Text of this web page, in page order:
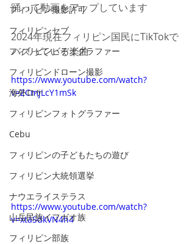
フィリピン撮影許可
フィリピンセブ
フィリピンビデオグラファー
フィリピンドローン撮影
海外ロケ
フィリピンフォトグラファー
Cebu
フィリピンの子どもたちの遊び
フィリピン大統領選挙
ナウエライステラス
山岳民族イフガオ族
フィリピン部族
踊って動画をアップしています
2024年現在フィリピン国民にTikTokで
バズっている楽曲
https://www.youtube.com/watch?
v=ZCmjLcY1mSk
https://www.youtube.com/watch?
v=xtaSdkVN4h4